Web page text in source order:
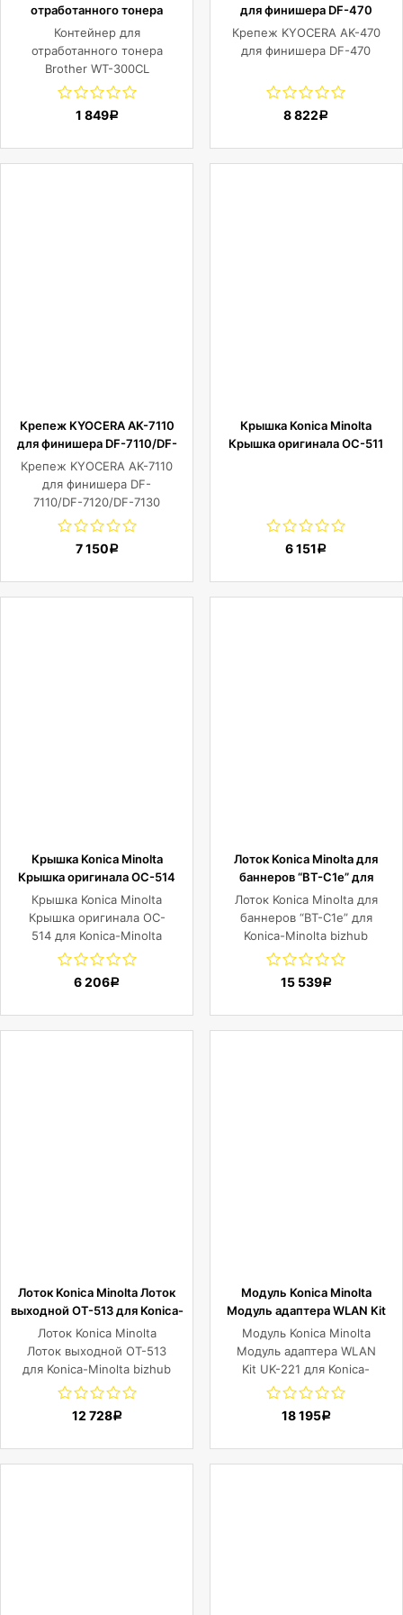
отработанного тонера
Brother WT-300CL
Контейнер для
отработанного тонера
Brother WT-300CL
1 849Р
для финишера DF-470
Крепеж KYOCERA AK-470
для финишера DF-470
8 822 Р
Крепеж KYOCERA AK-7110
для финишера DF-7110/DF-
7120/DF-7130
Крепеж KYOCERA AK-7110
для финишера DF-
7110/DF-7120/DF-7130
7 150 Р
Крышка Konica Minolta
Крышка оригинала OC-511
Print C2060L/ C3070L
6 151 Р
Крышка Konica Minolta
Крышка оригинала OC-514
для Konica-Minolta bizhub
227/287/367/ C227/C287
Крышка Konica Minolta
Крышка оригинала OC-
514 для Konica-Minolta
bizhub 227/287/367/
6 206Р
Лоток Konica Minolta для
баннеров “BT-C1e” для
Konica-Minolta bizhub
C224e/C284e/C364e/C454e/
C257i (replaces 9967000261)
Лоток Konica Minolta для
баннеров “BT-C1e” для
Konica-Minolta bizhub
C224e/C284e/C364e/C454e/
9967000261)
15 539Р
Лоток Konica Minolta Лоток
выходной OT-513 для Konica-
Minolta bizhub
C450i/C550i/C650i
Лоток Konica Minolta
Лоток выходной OT-513
для Konica-Minolta bizhub
C450i/C550i/C650i
12 728Р
Модуль Konica Minolta
Модуль адаптера WLAN Kit
UK-221 для Konica-Minolta
bizhub C257i
Модуль Konica Minolta
Модуль адаптера WLAN
Kit UK-221 для Konica-
Minolta bizhub C257i
18 195Р